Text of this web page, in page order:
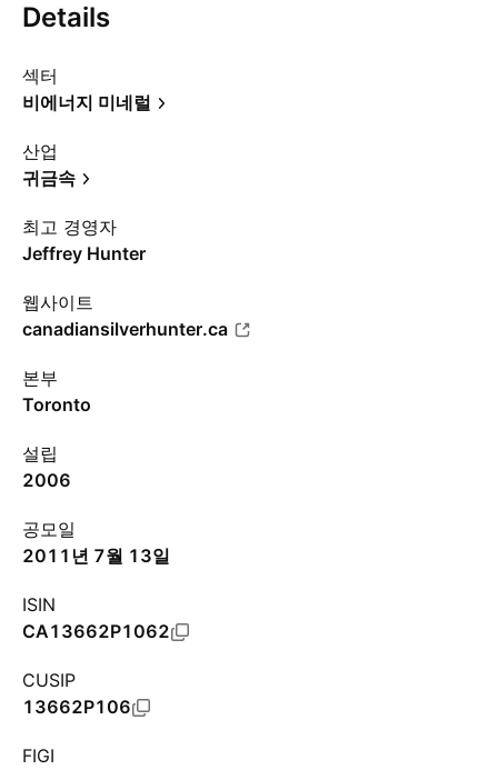
Details
섹터
비에너지 미네럴
산업
귀금속
최고 경영자
Jeffrey Hunter
웹사이트
canadiansilverhunter.ca
본부
Toronto
설립
2006
공모일
2011년 7월 13일
ISIN
CA13662P1062
CUSIP
13662P106
FIGI